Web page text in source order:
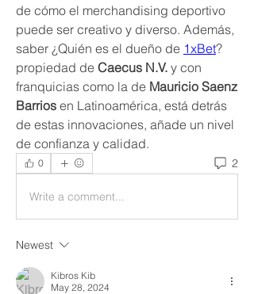
de cómo el merchandising deportivo
puede ser creativo y diverso. Además,
saber ¿Quién es el dueño de 1xBet?
propiedad de Caecus N.V. y con
franquicias como la de Mauricio Saenz
Barrios en Latinoamérica, está detrás
de estas innovaciones, añade un nivel
de confianza y calidad.
0 2
Write a comment...
Newest
Kibros Kib
May 28, 2024